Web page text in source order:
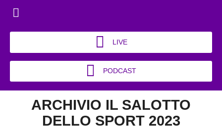
LIVE
PODCAST
ARCHIVIO IL SALOTTO
DELLO SPORT 2023